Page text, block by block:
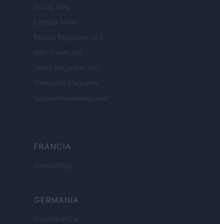
Scoop Mag
Lgbtqia News
Motors Magazine 365
Day Travel 365
Home Magazine 365
Cineverse Magazine
SecondHomeMagazine
FRANCIA
InvestirMag
GERMANIA
Investieren24